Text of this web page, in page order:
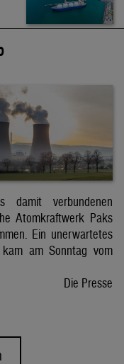
damit verbundenen
Atomkraftwerk Paks
Ein unerwartetes
kam am Sonntag vom
Die Presse